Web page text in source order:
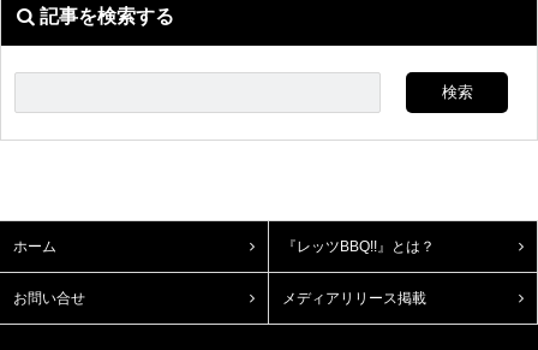
記事を検索する
ホーム 『レッツBBQ!!』とは？
お問い合せ メディアリリース掲載